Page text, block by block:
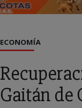
ECONOMÍA
Gaitán de